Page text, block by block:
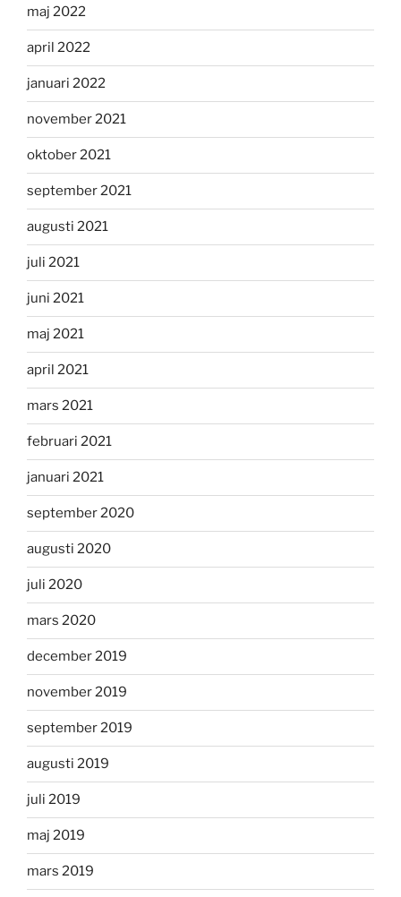
maj 2022
april 2022
januari 2022
november 2021
oktober 2021
september 2021
augusti 2021
juli 2021
juni 2021
maj 2021
april 2021
mars 2021
februari 2021
januari 2021
september 2020
augusti 2020
juli 2020
mars 2020
december 2019
november 2019
september 2019
augusti 2019
juli 2019
maj 2019
mars 2019